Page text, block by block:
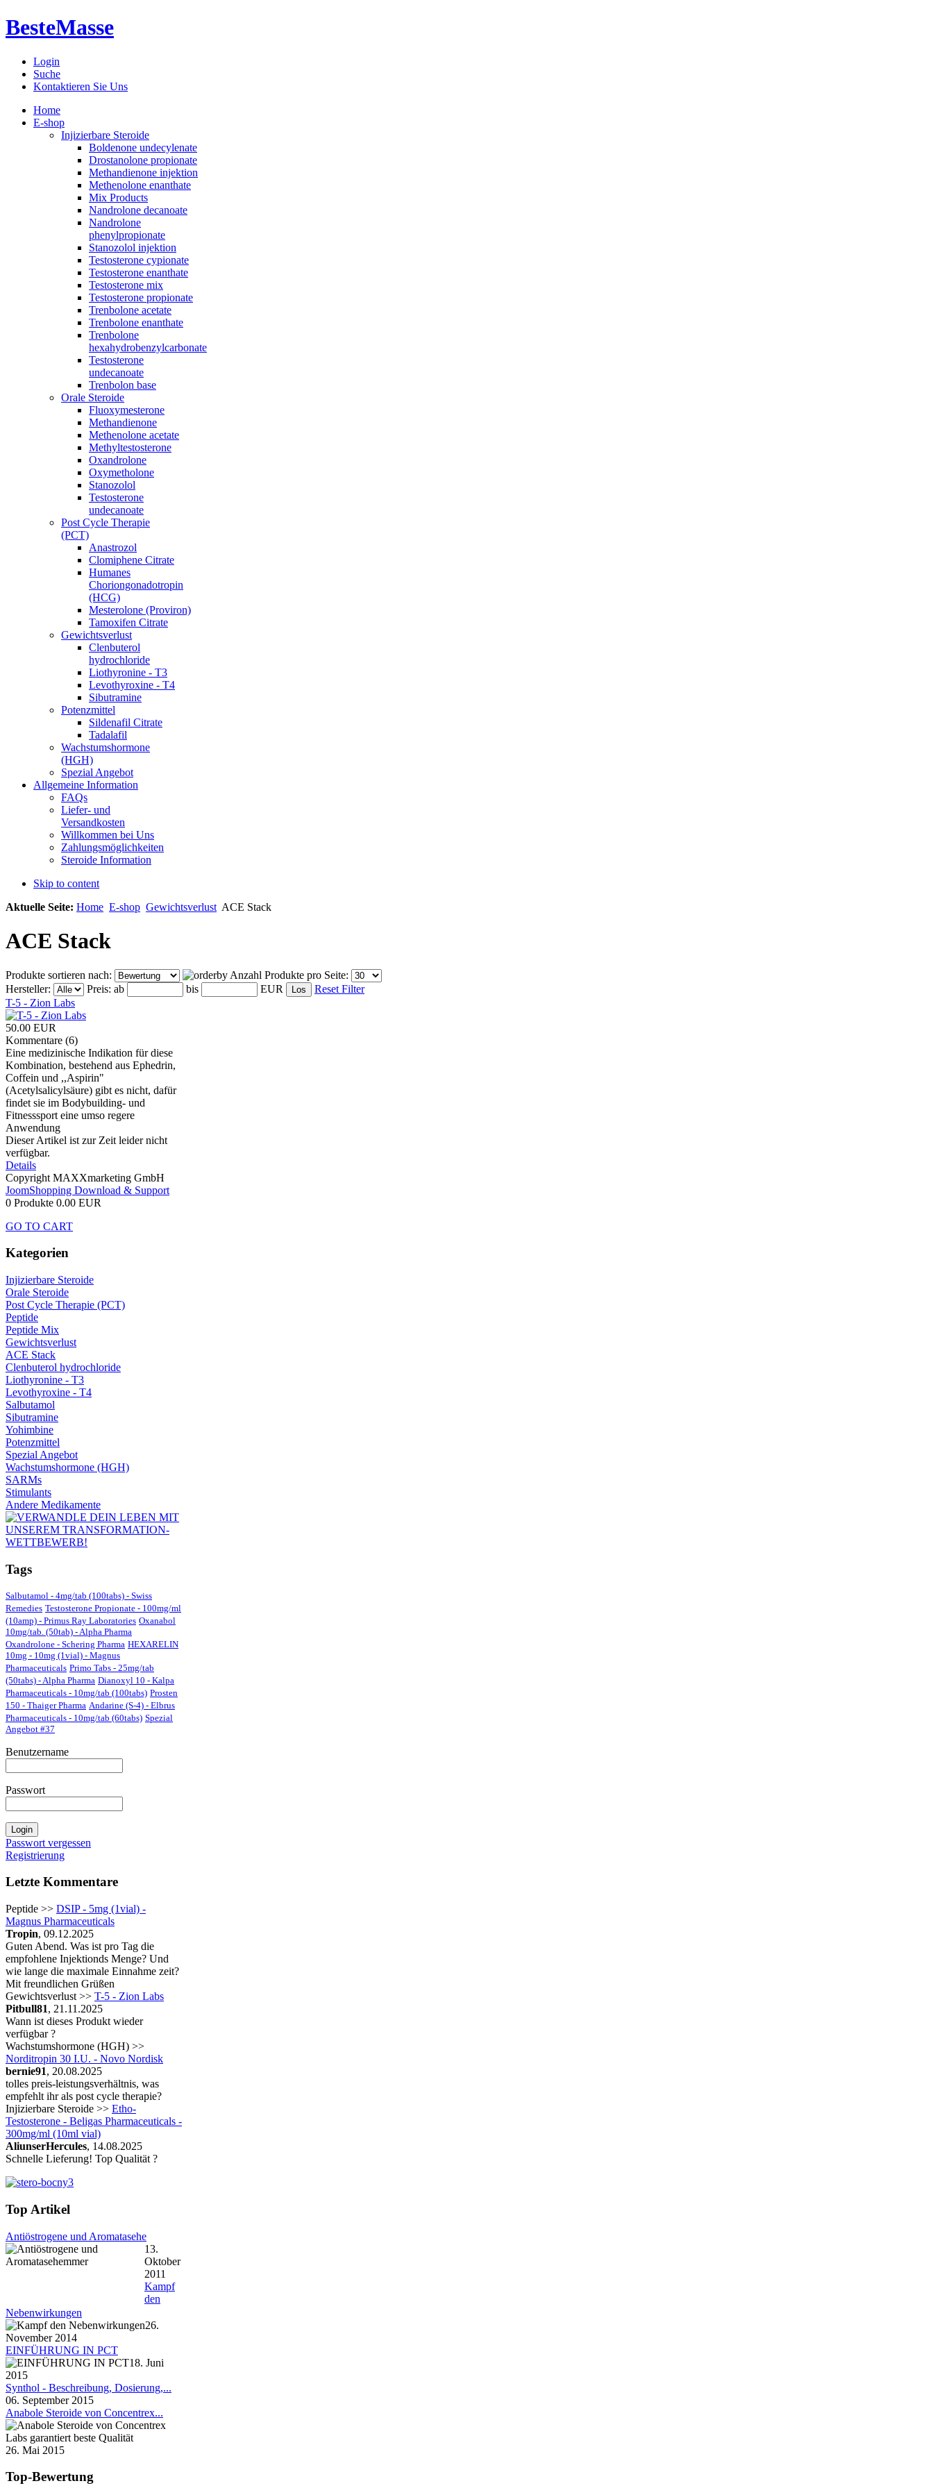
BesteMasse
Login
Suche
Kontaktieren Sie Uns
Home
E-shop
Injizierbare Steroide
Boldenone undecylenate
Drostanolone propionate
Methandienone injektion
Methenolone enanthate
Mix Products
Nandrolone decanoate
Nandrolone
phenylpropionate
Stanozolol injektion
Testosterone cypionate
Testosterone enanthate
Testosterone mix
Testosterone propionate
Trenbolone acetate
Trenbolone enanthate
Trenbolone
hexahydrobenzylcarbonate
Testosterone
undecanoate
Trenbolon base
Orale Steroide
Fluoxymesterone
Methandienone
Methenolone acetate
Methyltestosterone
Oxandrolone
Oxymetholone
Stanozolol
Testosterone
undecanoate
Post Cycle Therapie
(PCT)
Anastrozol
Clomiphene Citrate
Humanes
Choriongonadotropin
(HCG)
Mesterolone (Proviron)
Tamoxifen Citrate
Gewichtsverlust
Clenbuterol
hydrochloride
Liothyronine - T3
Levothyroxine - T4
Sibutramine
Potenzmittel
Sildenafil Citrate
Tadalafil
Wachstumshormone
(HGH)
Spezial Angebot
Allgemeine Information
FAQs
Liefer- und
Versandkosten
Willkommen bei Uns
Zahlungsmöglichkeiten
Steroide Information
Skip to content
Aktuelle Seite: Home E-shop Gewichtsverlust ACE Stack
ACE Stack
Produkte sortieren nach:
Anzahl Produkte pro Seite:
Hersteller:
Preis: ab bis EUR
Reset Filter
T-5 - Zion Labs
50.00 EUR
Kommentare (6)
Eine medizinische Indikation für diese
Kombination, bestehend aus Ephedrin,
Coffein und ,,Aspirin"
(Acetylsalicylsäure) gibt es nicht, dafür
findet sie im Bodybuilding- und
Fitnesssport eine umso regere
Anwendung
Dieser Artikel ist zur Zeit leider nicht
verfügbar.
Details
Copyright MAXXmarketing GmbH
JoomShopping Download & Support
0 Produkte 0.00 EUR
GO TO CART
Kategorien
Injizierbare Steroide
Orale Steroide
Post Cycle Therapie (PCT)
Peptide
Peptide Mix
Gewichtsverlust
ACE Stack
Clenbuterol hydrochloride
Liothyronine - T3
Levothyroxine - T4
Salbutamol
Sibutramine
Yohimbine
Potenzmittel
Spezial Angebot
Wachstumshormone (HGH)
SARMs
Stimulants
Andere Medikamente
Tags
Salbutamol - 4mg/tab (100tabs) - Swiss
Remedies Testosterone Propionate - 100mg/ml
(10amp) - Primus Ray Laboratories Oxanabol
10mg/tab. (50tab) - Alpha Pharma
Oxandrolone - Schering Pharma HEXARELIN
10mg - 10mg (1vial) - Magnus
Pharmaceuticals Primo Tabs - 25mg/tab
(50tabs) - Alpha Pharma Dianoxyl 10 - Kalpa
Pharmaceuticals - 10mg/tab (100tabs) Prosten
150 - Thaiger Pharma Andarine (S-4) - Elbrus
Pharmaceuticals - 10mg/tab (60tabs) Spezial
Angebot #37
Benutzername
Passwort
Passwort vergessen
Registrierung
Letzte Kommentare
Peptide >> DSIP - 5mg (1vial) -
Magnus Pharmaceuticals
Tropin, 09.12.2025
Guten Abend. Was ist pro Tag die
empfohlene Injektionds Menge? Und
wie lange die maximale Einnahme zeit?
Mit freundlichen Grüßen
Gewichtsverlust >> T-5 - Zion Labs
Pitbull81, 21.11.2025
Wann ist dieses Produkt wieder
verfügbar ?
Wachstumshormone (HGH) >>
Norditropin 30 I.U. - Novo Nordisk
bernie91, 20.08.2025
tolles preis-leistungsverhältnis, was
empfehlt ihr als post cycle therapie?
Injizierbare Steroide >> Etho-
Testosterone - Beligas Pharmaceuticals -
300mg/ml (10ml vial)
AliunserHercules, 14.08.2025
Schnelle Lieferung! Top Qualität ?
Top Artikel
Antiöstrogene und Aromatasehe
13.
Oktober
2011
Kampf
den
Nebenwirkungen
26.
November 2014
EINFÜHRUNG IN PCT
18. Juni
2015
Synthol - Beschreibung, Dosierung,...
06. September 2015
Anabole Steroide von Concentrex...
26. Mai 2015
Top-Bewertung